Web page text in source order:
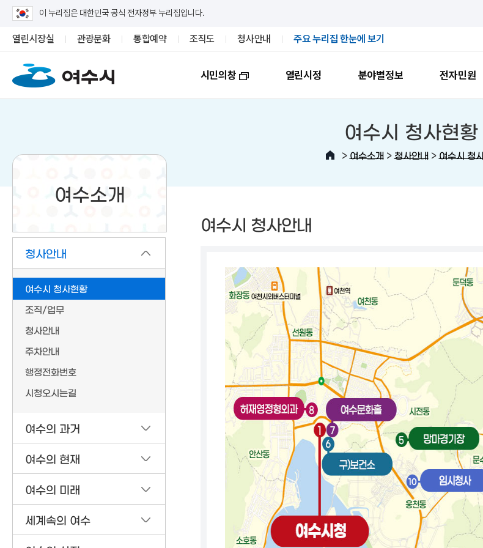
이 누리집은 대한민국 공식 전자정부 누리집입니다.
열린시장실 관광문화 통합예약 조직도 청사안내 주요 누리집 한눈에 보기
시민의창 열린시정 분야별정보 전자민원
여수소개
청사안내
여수시 청사현황
조직/업무
청사안내
주차안내
행정전화번호
시청오시는길
여수의 과거
여수의 현재
여수의 미래
세계속의 여수
여수시 청사현황
> 여수소개> 청사안내> 여수시 청
여수시 청사안내